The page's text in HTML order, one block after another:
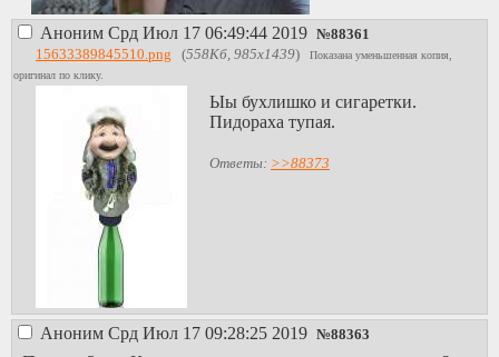
Аноним Срд Июл 17 06:49:44 2019 №88361
15633389845510.png (558Кб, 985x1439)
Показана уменьшенная копия,
оригинал по клику.
Ыы бухлишко и сигаретки.
Пидораха тупая.
Ответы: >>88373
Аноним Срд Июл 17 09:28:25 2019 №88363